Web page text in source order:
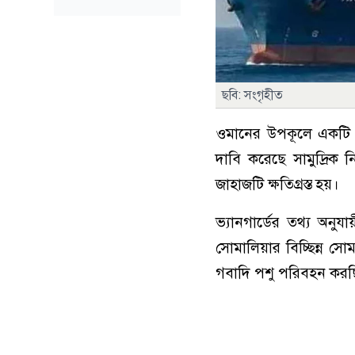
ছবি: সংগৃহীত
ওমানের উপকূলে একটি
দাবি করেছে সামুদ্রিক
জাহাজটি ক্ষতিগ্রস্ত হয়।
ভ্যানগার্ডের তথ্য
সোমালিয়ার বিচ্ছিন্ন
গবাদি পশু পরিবহন